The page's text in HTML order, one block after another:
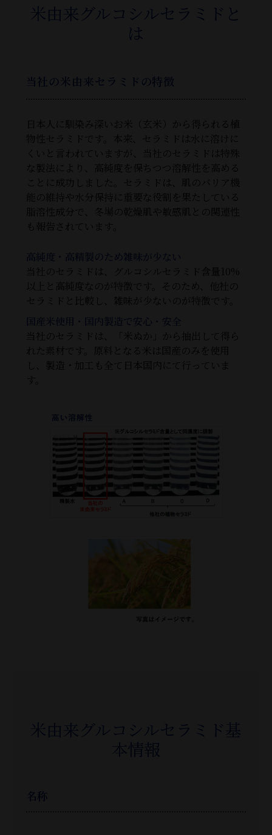
米由来グルコシルセラミドと
は
当社の米由来セラミドの特徴
日本人に馴染み深いお米（玄米）から得られる植
物性セラミドです。本来、セラミドは水に溶けに
くいと言われていますが、当社のセラミドは特殊
な製法により、高純度を保ちつつ溶解性を高める
ことに成功しました。セラミドは、肌のバリア機
能の維持や水分保持に重要な役割を果たしている
脂溶性成分で、冬場の乾燥肌や敏感肌との関連性
も報告されています。
当社のセラミドは、グルコシルセラミド含量10%
以上と高純度なのが特徴です。そのため、他社の
セラミドと比較し、雑味が少ないのが特徴です。
当社のセラミドは、「米ぬか」から抽出して得ら
れた素材です。原料となる米は国産のみを使用
し、製造・加工も全て日本国内にて行っていま
す。
米由来グルコシルセラミド基
本情報
名称